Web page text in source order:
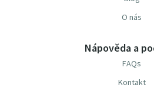
O nás
Nápověda a
FAQs
Kontakt